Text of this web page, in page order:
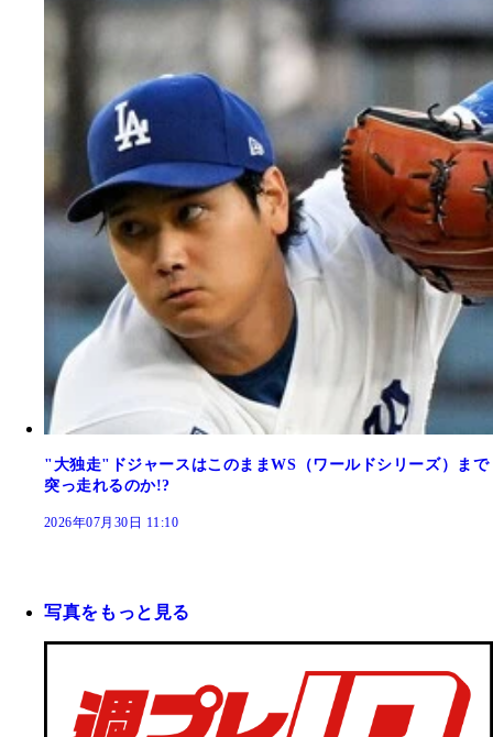
"大独走"ドジャースはこのままWS（ワールドシリーズ）まで
突っ走れるのか!?
2026年07月30日 11:10
写真をもっと見る